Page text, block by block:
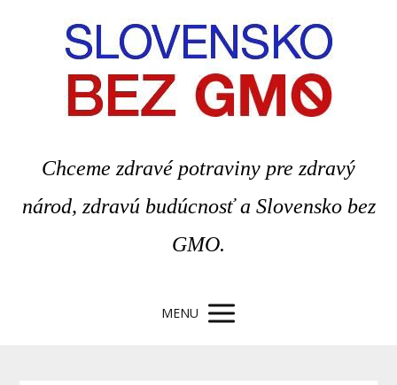
Chceme zdravé potraviny pre zdravý
národ, zdravú budúcnosť a Slovensko bez
GMO.
MENU